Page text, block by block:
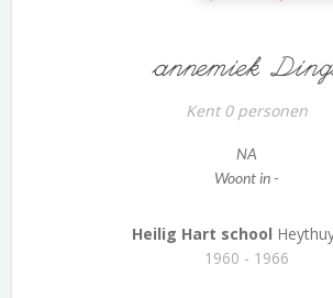
annemiek
Kent 0 personen
NA
Woont in -
Heilig Hart school
1960 - 1966